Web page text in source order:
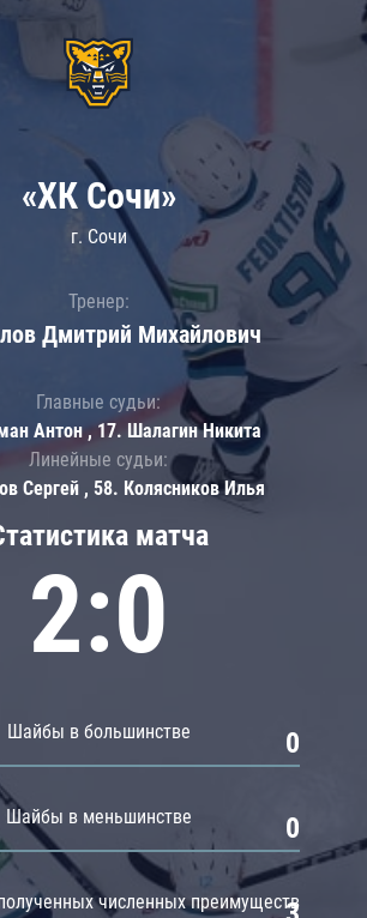
матча
2:0
Шайбы в большинстве 0
Шайбы в меньшинстве 0
численных преимуществ
«ХК Сочи»
г. Сочи
Тренер:
Дмитрий Михайлович
Главные судьи:
Антон , 17. Шалагин Никита
Линейные судьи:
Сергей , 58. Колясников Илья